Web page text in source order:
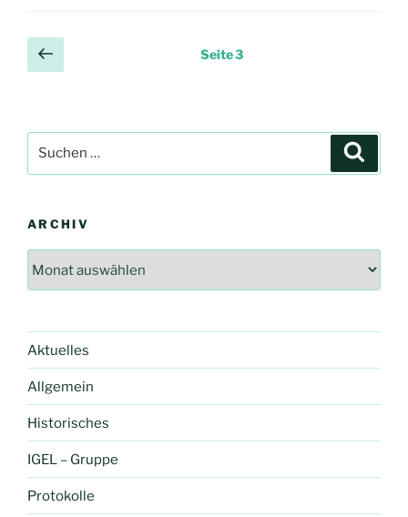
Seitennummerierung
der
Vorherige
Seite
Seite3
nach:
ARCHIV
Aktuelles
Allgemein
Historisches
IGEL – Gruppe
Protokolle